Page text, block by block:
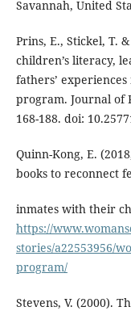
Savannah, United
Prins, E., Stickel, T.
children’s literacy,
fathers’
program. Journal of
168-188. doi:
Quinn-Kong, E.
books to reconnect
inmates with their
https://
stories/a22553956/
program/
Stevens, V. (2000).